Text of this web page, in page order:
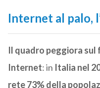
Internet al palo,
Il quadro peggiora sul
Internet: in Italia nel
rete 73% della